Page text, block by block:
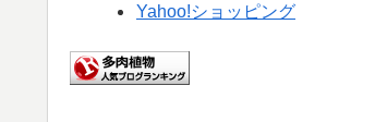
Yahoo!ショッピング